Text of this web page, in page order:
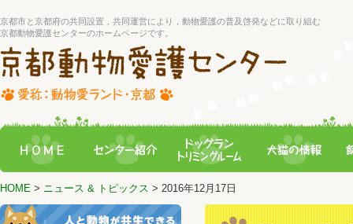
京都市と京都府の共同設置，共同運営により，動物愛護の普及啓発などに取り組む
京都動物愛護センターのホームページです。
HOME > ニュース & トピックス > 2016年12月17日